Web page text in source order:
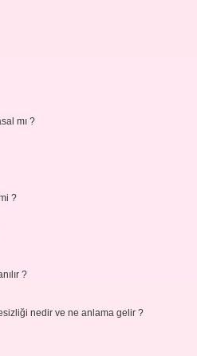
mı ?
?
?
nedir ve ne anlama gelir ?